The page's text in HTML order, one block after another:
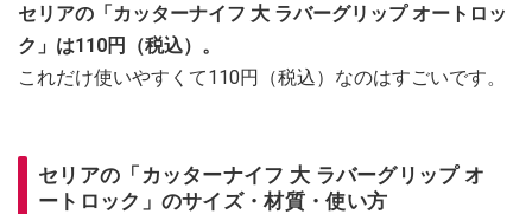
セリアの「カッターナイフ 大 ラバーグリップ オートロッ
ク」は110円（税込）。
これだけ使いやすくて110円（税込）なのはすごいです。
セリアの「カッターナイフ 大 ラバーグリップ オ
ートロック」のサイズ・材質・使い方